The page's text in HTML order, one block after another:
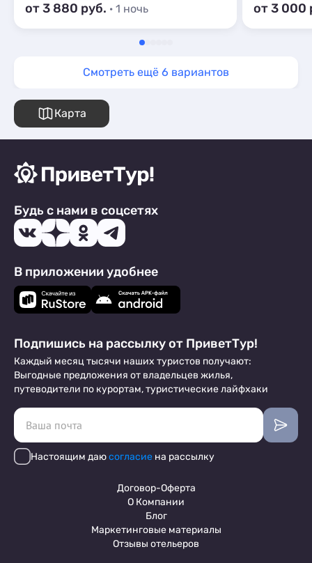
от 3 880 руб. · 1 ночь от 3 000
Смотреть ещё 6 вариантов
Карта
Будь с нами в соцсетях
В приложении удобнее
Подпишись на рассылку от ПриветТур!
Каждый месяц тысячи наших туристов получают:
Выгодные предложения от владельцев жилья,
путеводители по курортам, туристические лайфхаки
Настоящим даюсогласие на рассылку
Договор-Оферта
О Компании
Блог
Маркетинговые материалы
Отзывы отельеров